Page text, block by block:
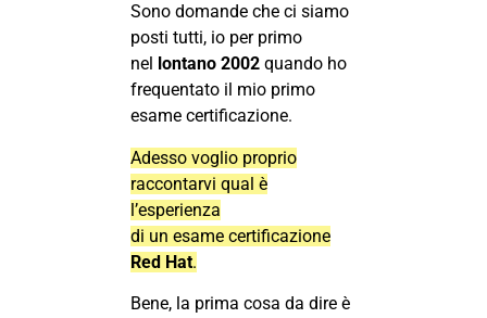
Sono domande che ci siamo
posti tutti, io per primo
nel
lontano 2002 quando ho
frequentato il mio primo
esame certificazione.
Adesso voglio proprio
raccontarvi qual è
l’esperienza
di un esame certificazione
Red Hat.
Bene, la prima cosa da dire è